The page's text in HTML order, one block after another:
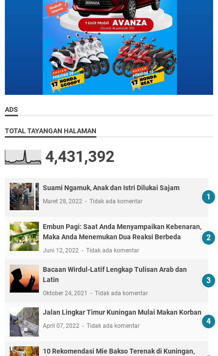
ADS
TOTAL TAYANGAN HALAMAN
4,431,392
Suami Ngamuk, Anak dan Istri Dilukai Sajam
Maret 28, 2022 Tidak ada komentar
Embun Pagi: Saat Anda Menyampaikan Kebenaran,
Maka Anda Menemukan Dua Reaksi Berbeda
Juni 12, 2022 Tidak ada komentar
Bacaan Wirdul-Latif Lengkap Tulisan Arab dan
Latin
Oktober 24, 2021 Tidak ada komentar
Jalan Lingkar Timur Kuningan Mulai Makan Korban
April 07, 2022 Tidak ada komentar
10 Rekomendasi Mie Bakso Terenak di Kuningan,